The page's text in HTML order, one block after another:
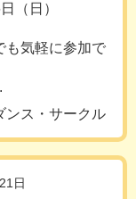
（日）
も気軽に参加で
ンス・サークル
日